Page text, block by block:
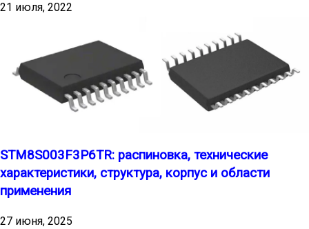
21 июля, 2022
STM8S003F3P6TR: распиновка, технические
характеристики, структура, корпус и области
применения
27 июня, 2025